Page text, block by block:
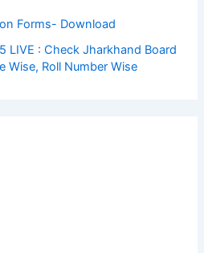
Forms- Download
LIVE : Check Jharkhand Board
Wise, Roll Number Wise